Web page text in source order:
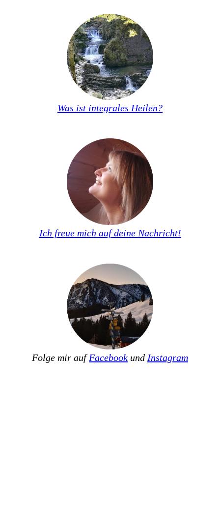
Was ist integrales Heilen?
Ich freue mich auf deine Nachricht!
Folge mir aufFacebook und Instagram